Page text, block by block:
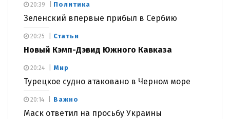
Политика
Зеленский впервые прибыл в Сербию
20:39
Статьи
Новый Кэмп-Дэвид Южного Кавказа
20:25
Мир
Турецкое судно атаковано в Черном море
20:24
Важно
Маск ответил на просьбу Украины
20:14